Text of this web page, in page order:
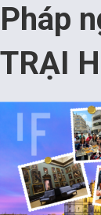
Pháp
TRẠI